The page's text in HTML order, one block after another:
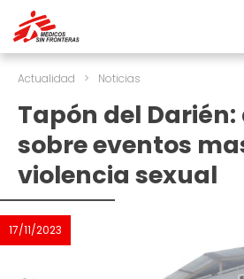
Actualidad > Noticias
Tapón del
sobre eventos
violencia sexual
17/11/2023